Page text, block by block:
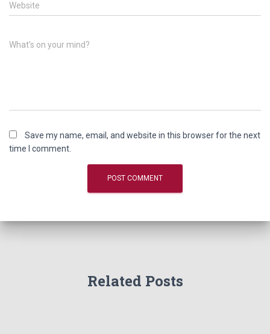
Website
What's on your mind?
Save my name, email, and website in this browser for the next
time I comment.
Related Posts